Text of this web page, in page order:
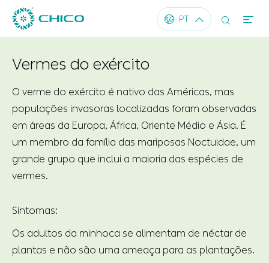
 PT   
Vermes do exército
O verme do exército é nativo das Américas, mas
populações invasoras localizadas foram observadas
em áreas da Europa, África, Oriente Médio e Ásia. É
um membro da família das mariposas Noctuidae, um
grande grupo que inclui a maioria das espécies de
vermes.
Sintomas:
Os adultos da minhoca se alimentam de néctar de
plantas e não são uma ameaça para as plantações.